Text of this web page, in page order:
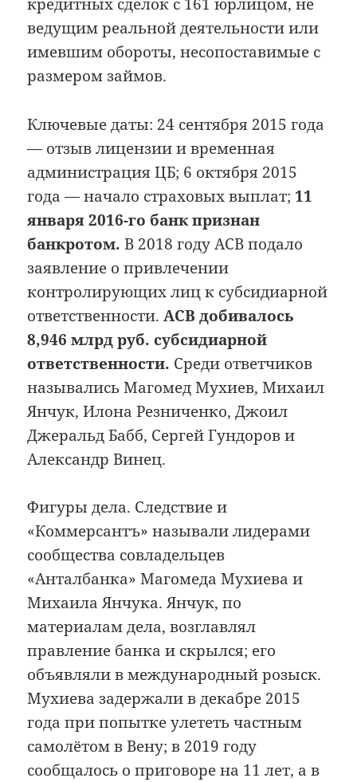
кредитных сделок с 161 юрлицом, не
ведущим реальной деятельности или
имевшим обороты, несопоставимые с
размером займов.
Ключевые даты: 24 сентября 2015 года
— отзыв лицензии и временная
администрация ЦБ; 6 октября 2015
года — начало страховых выплат; 11
января 2016-го банк признан
банкротом. В 2018 году АСВ подало
заявление о привлечении
контролирующих лиц к субсидиарной
ответственности.АСВ добивалось
8,946 млрд руб. субсидиарной
ответственности. Среди ответчиков
назывались Магомед Мухиев, Михаил
Янчук, Илона Резниченко, Джоил
Джеральд Бабб, Сергей Гундоров и
Александр Винец.
Фигуры дела. Следствие и
«Коммерсантъ» называли лидерами
сообщества совладельцев
«Анталбанка» Магомеда Мухиева и
Михаила Янчука. Янчук, по
материалам дела, возглавлял
правление банка и скрылся; его
объявляли в международный розыск.
Мухиева задержали в декабре 2015
года при попытке улететь частным
самолётом в Вену; в 2019 году
сообщалось о приговоре на 11 лет, а в